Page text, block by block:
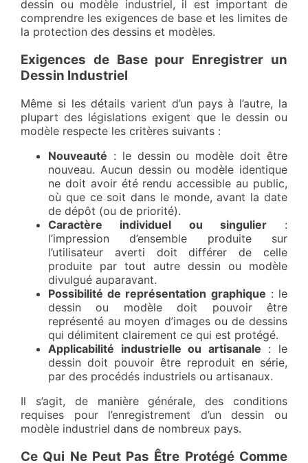
dessin ou modèle industriel, il est important de
comprendre les exigences de base et les limites de
la protection des dessins et modèles.
Exigences de Base pour Enregistrer un
Dessin Industriel
Même si les détails varient d’un pays à l’autre, la
plupart des législations exigent que le dessin ou
modèle respecte les critères suivants :
Nouveauté : le dessin ou modèle doit être
nouveau. Aucun dessin ou modèle identique
ne doit avoir été rendu accessible au public,
où que ce soit dans le monde, avant la date
de dépôt (ou de priorité).
Caractère individuel ou singulier:
l’impression d’ensemble produite sur
l’utilisateur averti doit différer de celle
produite par tout autre dessin ou modèle
divulgué auparavant.
Possibilité de représentation graphique : le
dessin ou modèle doit pouvoir être
représenté au moyen d’images ou de dessins
qui délimitent clairement ce qui est protégé.
Applicabilité industrielle ou artisanale : le
dessin doit pouvoir être reproduit en série,
par des procédés industriels ou artisanaux.
Il s’agit, de manière générale, des conditions
requises pour l’enregistrement d’un dessin ou
modèle industriel dans de nombreux pays.
Ce Qui Ne Peut Pas Être Protégé Comme